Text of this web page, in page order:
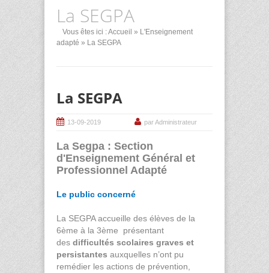
La SEGPA
Vous êtes ici :Accueil » L'Enseignement
adapté » La SEGPA
La SEGPA
13-09-2019 par Administrateur
La Segpa : Section
d'Enseignement Général et
Professionnel Adapté
Le public concerné
La SEGPA accueille des élèves de la
6ème à la 3ème présentant
des difficultés scolaires graves et
persistantes auxquelles n’ont pu
remédier les actions de prévention,